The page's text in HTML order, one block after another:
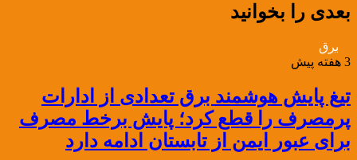
بعدی را بخوانید
برق
3 هفته پیش
تیغ پایش هوشمند برق تعدادی از ادارات
پرمصرف را قطع کرد؛ پایش برخط مصرف
برای عبور ایمن از تابستان ادامه دارد